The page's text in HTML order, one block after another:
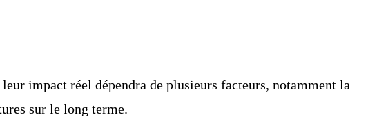
impact réel dépendra de plusieurs facteurs, notamment la
sur le long terme.